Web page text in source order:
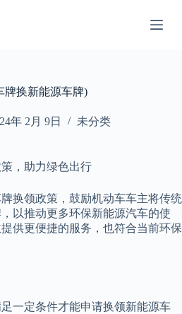
牌换新能源车牌)
年 2月 9日 未分类
，助力绿色出行
换领政策，鼓励机动车车主将传统
以推动更多环保新能源汽车的使
供更便捷的服务，也符合当前环保
一定条件才能申请换领新能源车